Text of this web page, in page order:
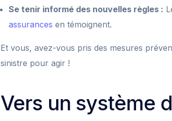
Se tenir informé des nouvelles règles :
assurances en témoignent.
Et vous, avez-vous pris des mesures
sinistre pour agir !
Vers un système